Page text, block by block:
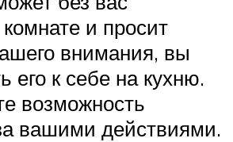
и просит
внимания, вы
его к себе на кухню.
возможность
вашими действиями.